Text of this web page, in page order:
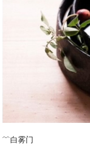
﹌白雾门